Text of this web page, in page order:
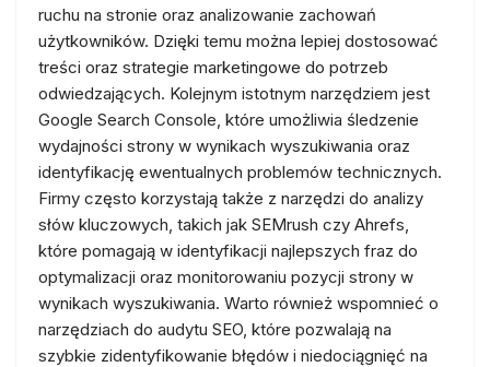
ruchu na stronie oraz analizowanie zachowań
użytkowników. Dzięki temu można lepiej dostosować
treści oraz strategie marketingowe do potrzeb
odwiedzających. Kolejnym istotnym narzędziem jest
Google Search Console, które umożliwia śledzenie
wydajności strony w wynikach wyszukiwania oraz
identyfikację ewentualnych problemów technicznych.
Firmy często korzystają także z narzędzi do analizy
słów kluczowych, takich jak SEMrush czy Ahrefs,
które pomagają w identyfikacji najlepszych fraz do
optymalizacji oraz monitorowaniu pozycji strony w
wynikach wyszukiwania. Warto również wspomnieć o
narzędziach do audytu SEO, które pozwalają na
szybkie zidentyfikowanie błędów i niedociągnięć na